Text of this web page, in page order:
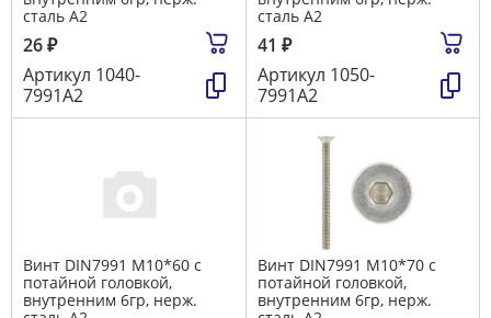
сталь А2
26₽
Артикул 1040-
7991А2
сталь А2
41 ₽
Артикул 1050-
7991А2
Винт DIN7991 М10*60 с
потайной головкой,
внутренним 6гр, нерж.
Винт DIN7991 М10*70 с
потайной головкой,
внутренним 6гр, нерж.